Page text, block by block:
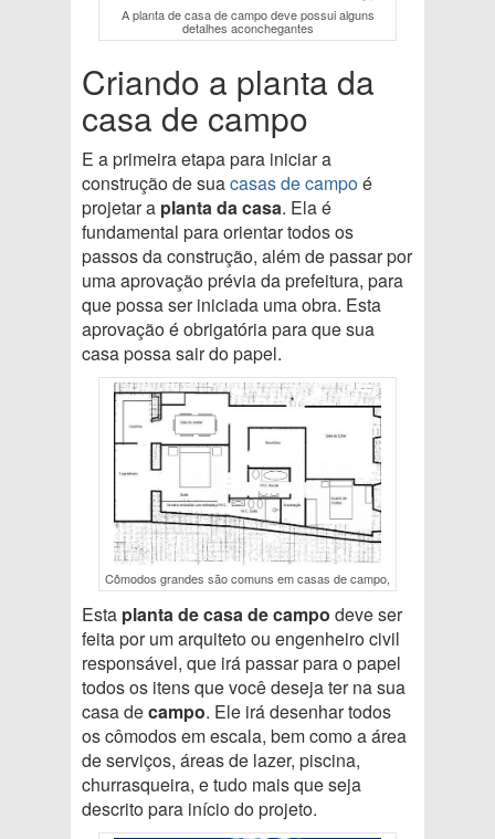
A planta de casa de campo deve possui alguns
detalhes aconchegantes
Criando a planta da
casa de campo
E a primeira etapa para iniciar a
construção de suacasas de campoé
projetar a planta da casa. Ela é
fundamental para orientar todos os
passos da construção, além de passar por
uma aprovação prévia da prefeitura, para
que possa ser iniciada uma obra. Esta
aprovação é obrigatória para que sua
casa possa sair do papel.
Cômodos grandes são comuns em casas de campo,
Esta planta de casa de campo deve ser
feita por um arquiteto ou engenheiro civil
responsável, que irá passar para o papel
todos os itens que você deseja ter na sua
casa decampo. Ele irá desenhar todos
os cômodos em escala, bem como a área
de serviços, áreas de lazer, piscina,
churrasqueira, e tudo mais que seja
descrito para início do projeto.